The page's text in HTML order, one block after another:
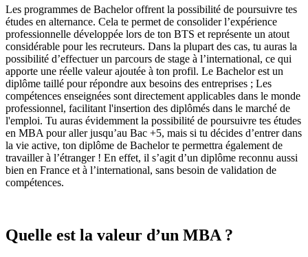
Les programmes de Bachelor offrent la possibilité de poursuivre tes
études en alternance. Cela te permet de consolider l’expérience
professionnelle développée lors de ton BTS et représente un atout
considérable pour les recruteurs. Dans la plupart des cas, tu auras la
possibilité d’effectuer un parcours de stage à l’international, ce qui
apporte une réelle valeur ajoutée à ton profil. Le Bachelor est un
diplôme taillé pour répondre aux besoins des entreprises ; Les
compétences enseignées sont directement applicables dans le monde
professionnel, facilitant l'insertion des diplômés dans le marché de
l'emploi. Tu auras évidemment la possibilité de poursuivre tes études
en MBA pour aller jusqu’au Bac +5, mais si tu décides d’entrer dans
la vie active, ton diplôme de Bachelor te permettra également de
travailler à l’étranger ! En effet, il s’agit d’un diplôme reconnu aussi
bien en France et à l’international, sans besoin de validation de
compétences.
Quelle est la valeur d’un MBA ?